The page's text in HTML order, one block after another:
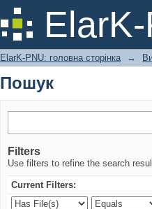
Пошук
ElarK-PNU: головна сторінка →
Пошук
Filters
Use filters to refine the search
Current Filters: